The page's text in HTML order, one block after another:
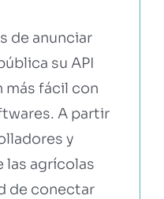
de anunciar
su API
más fácil con
A partir
y
las agrícolas
de conectar